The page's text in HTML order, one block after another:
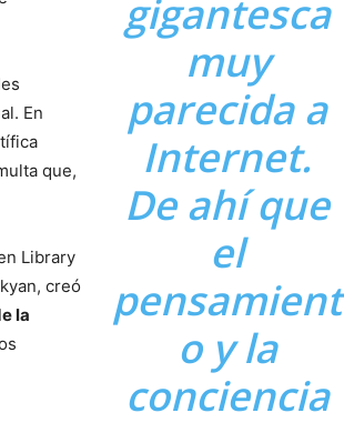
gigantesca
muy
parecida a
Internet.
De ahí que
el
pensamient
o y la
conciencia
En
que,
Library
creó
la